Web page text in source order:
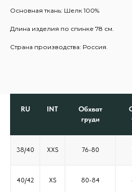
Основная ткань: Шелк 100%
Длина изделия по спинке 78 см.
Страна производства: Россия.
RU INT
Обхват
груди
38/40 XXS 76-80
40/42 XS 80-84